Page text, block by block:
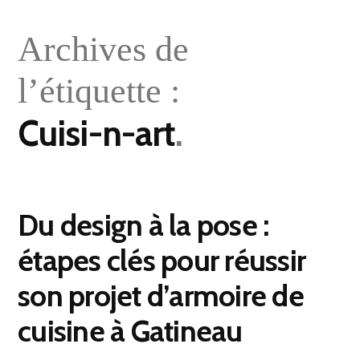
Archives de
l’étiquette :
Cuisi-n-art
Du design à la pose :
étapes clés pour réussir
son projet d’armoire de
cuisine à Gatineau